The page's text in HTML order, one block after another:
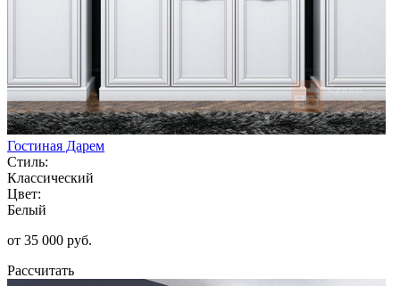
Гостиная Дарем
Стиль:
Классический
Цвет:
Белый
от 35 000 руб.
Рассчитать